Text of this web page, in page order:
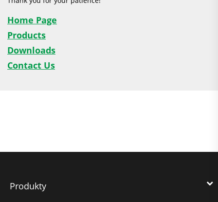
Home Page
Products
Downloads
Contact Us
Produkty